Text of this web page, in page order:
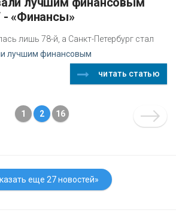
«Финансы»
лишь 78-й, а Санкт-Петербург стал
лучшим финансовым
читать статью
1 2 16
еще 27 новостей»